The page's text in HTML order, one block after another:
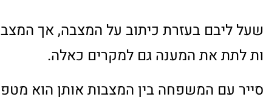
אנו מספקים שירות חד-פעמי וללא התחייבות הכולל:
חידוש המצבה